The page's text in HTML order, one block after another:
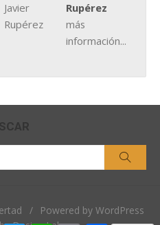
Rupérez
más
información...
/
Powered by WordPress